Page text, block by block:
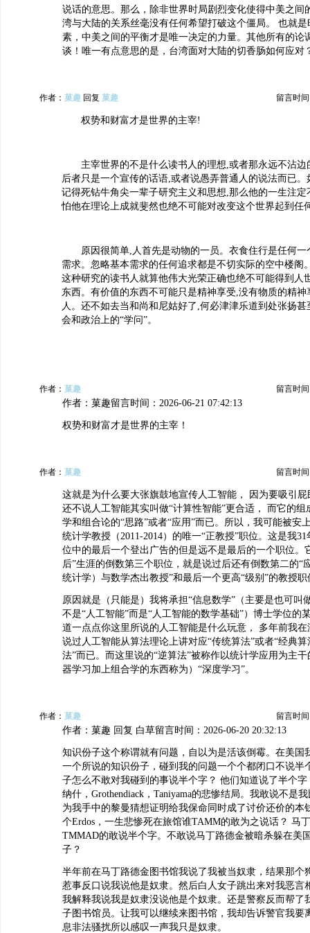
说话的意思。那么，除非世界时局剧烈变化使得中美之间
湾与大陆的关系丝毫没有任何希望打破这个僵局。 也就
素，中美之间的平衡才是唯一决定的力量。其他所有的论
谈！唯一有点意思的是，台湾面对大陆的切香肠如何应对
作者： 菓趣 回复 菓趣 留言时间
权势和财富才是世界的主宰!
主宰世界的不是什么读书人的理想,或者那永远不沾边
后者只是一个宣传的话语,或者说愚弄普通人的说法而已
记得死钻牛角尖一辈子研究主义和思想,那么他的一生注定
怕他在理论上成就斐然也绝不可能对改变这个世界起到任
原因很简单,人首先是动物的一员。衣食住行是任何
需求。忽略基本需求的任何追求都是不切实际的空中楼阁
这种研究的读书人就算他伟大光荣正确也绝不可能得到人
东西。有价值的东西不可能只是精神享受,没有物质的精
人。还不如去当和尚和尼姑好了,何必津津乐道到处张扬
会和政治上的“学问”。
作者： 菓趣 留言时间
作者：菓趣留言时间：2026-06-21 07:42:13
权势和财富才是世界的主宰！
作者： 菓趣 留言时间
这就是为什么要大张旗鼓地宣传人工智能， 因为要吸引
还不说人工智能其实叫做“计算性智能”更合适， 而它的
学和组合论的“思路”或者“应用”而已。所以，我可能被安
统计学教授（2011-2014）的唯一“正教授”职位。这是我
位中的最后一个登出广告的但是远不是最后的一个职位。
后”生涯的倒数第三个职位，就是说过后还有倒数第二的“
统计学）与数学杰出教授”和最后一个更高“级别”的教授职
原因就是（只能是）我将承担“信息数学”（主要是也可叫
不是“人工智能”而是“人工智能的数学基础”）博士学位的
道一点点你这里所说的人工智能是什么玩意， 多年前我
说过人工智能从算法理论上讲对应“传统算法”或者“经典算
法”而已。而这里说的“逆算法”被称作以统计学应用为主干
器学习加上组合学的东西称为）“深度学习”。
作者： 菓趣 留言时间
作者：菓趣 回复 白草留言时间：2026-06-20 20:32:13
知识份子这个称谓就有问题，自以为是活该倒霉。在美国
一个所说的知识份子，碰到我的问题一个个都闭口不说半
子怎么不敢对我碰到的事说半个字？ 他们知道说了半个
纳什，Grothendiack，Taniyama的悲惨结局。我敢说不是
为我手中的黎曼猜想证明给我保命同时成了讨价还价的本
个Erdos，一生悲惨死在旅馆谁TAMM的敢为之说话？ 马
TMMAD的敢说半个字。不敢说马丁路德金被暗杀躲在美
子？
半年前在马丁路德金图书馆我说了我被当奴隶，结果那个
惹事反口说我说他是奴隶。然后白人女子跳出来对我恶言
我解释我说我是奴隶没说他是个奴隶。还是警察反而帮了
子图书馆员。让我可以继续来图书馆，我却告诉警官我要
息非法骚扰所以感叹一声我只是奴隶。